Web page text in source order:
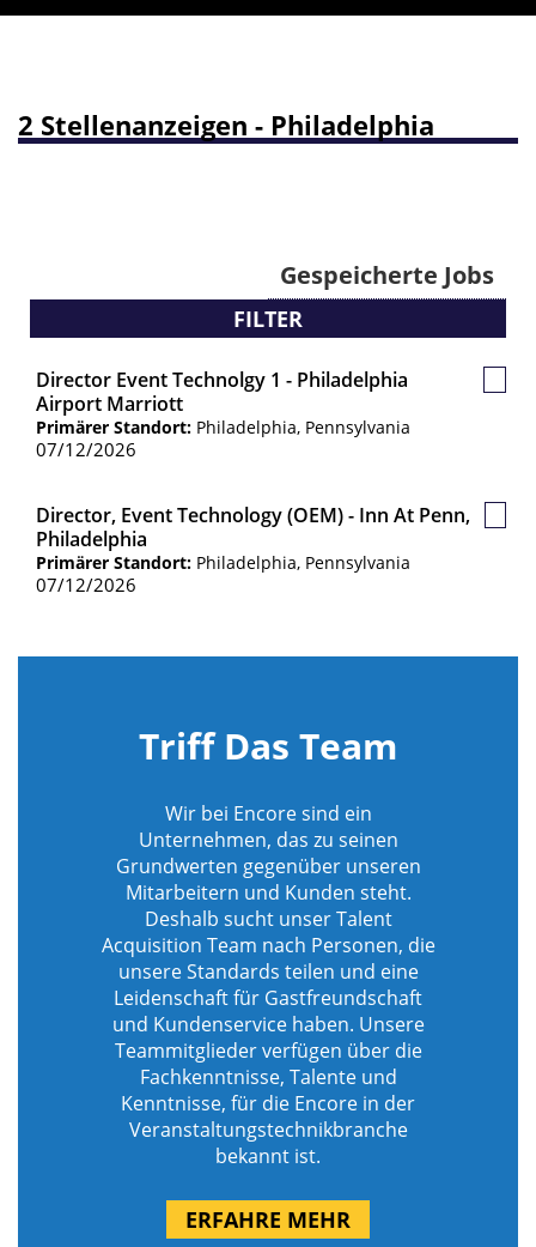
2 Stellenanzeigen - Philadelphia
Gespeicherte Jobs
FILTER
Director Event Technolgy 1 - Philadelphia
Airport Marriott
Primärer Standort: Philadelphia, Pennsylvania
07/12/2026
Director, Event Technology (OEM) - Inn At Penn,
Philadelphia
Primärer Standort: Philadelphia, Pennsylvania
07/12/2026
Triff Das Team
Wir bei Encore sind ein
Unternehmen, das zu seinen
Grundwerten gegenüber unseren
Mitarbeitern und Kunden steht.
Deshalb sucht unser Talent
Acquisition Team nach Personen, die
unsere Standards teilen und eine
Leidenschaft für Gastfreundschaft
und Kundenservice haben. Unsere
Teammitglieder verfügen über die
Fachkenntnisse, Talente und
Kenntnisse, für die Encore in der
Veranstaltungstechnikbranche
bekannt ist.
ERFAHRE MEHR